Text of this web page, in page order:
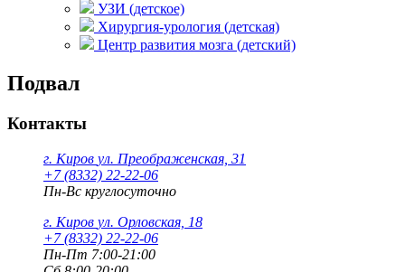
УЗИ (детское)
Хирургия-урология (детская)
Центр развития мозга (детский)
Подвал
Контакты
г. Киров ул. Преображенская, 31
+7 (8332) 22-22-06
Пн-Вс круглосуточно
г. Киров ул. Орловская, 18
+7 (8332) 22-22-06
Пн-Пт 7:00-21:00